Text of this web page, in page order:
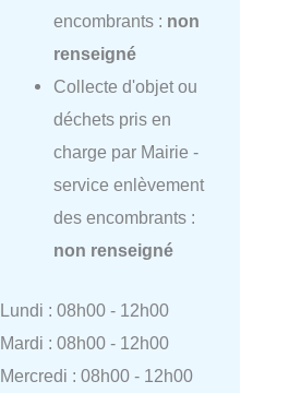
encombrants : non
renseigné
Collecte d'objet ou
déchets pris en
charge par Mairie -
service enlèvement
des encombrants :
non renseigné
Lundi : 08h00 - 12h00
Mardi : 08h00 - 12h00
Mercredi : 08h00 - 12h00